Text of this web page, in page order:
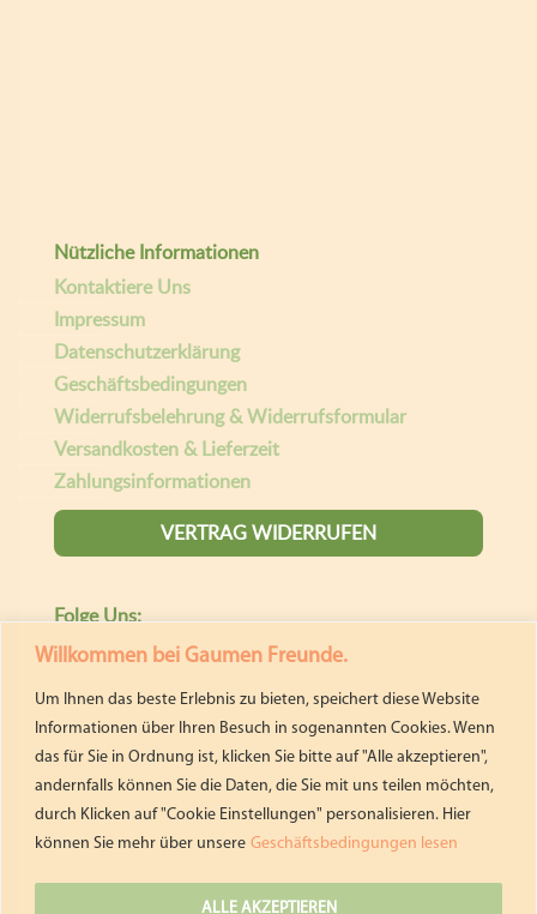
Willkommen bei Gaumen Freunde.
Um Ihnen das beste Erlebnis zu bieten, speichert diese Website
Informationen über Ihren Besuch in sogenannten Cookies. Wenn
das für Sie in Ordnung ist, klicken Sie bitte auf "Alle akzeptieren",
andernfalls können Sie die Daten, die Sie mit uns teilen möchten,
durch Klicken auf "Cookie Einstellungen" personalisieren. Hier
können Sie mehr über unsere Geschäftsbedingungen lesen
ALLE AKZEPTIEREN
Nützliche Informationen
Kontaktiere Uns
Impressum
Datenschutzerklärung
Geschäftsbedingungen
Widerrufsbelehrung & Widerrufsformular
Versandkosten & Lieferzeit
Zahlungsinformationen
VERTRAG WIDERRUFEN
Folge Uns:
pastideadeutschland
giselasgaumenfreunde
E-mail
Giselas Gaumenfreunde